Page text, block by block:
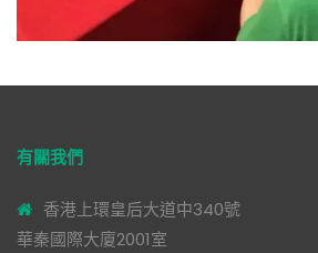
有關我們
香港上環皇后大道中340號
華秦國際大廈2001室